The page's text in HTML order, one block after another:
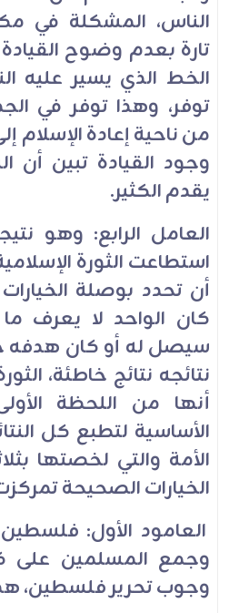
الناس، المشكلة في
تارة بعدم وضوح
الخط الذي يسير عليه
توفر، وهذا توفر في
من ناحية إعادة الإسلام
وجود القيادة تبين
يقدم الكثير.
العامل الرابع: وهو
استطاعت الثورة
أن تحدد بوصلة
كان الواحد لا يعرف
سيصل له أو كان
نتائجه نتائج خاطئة،
أنها من اللحظة
الأساسية لتطبع كل
الأمة والتي لخصتها
الخيارات الصحيحة
العامود الأول:
وجمع المسلمين على
وجوب تحرير فلسطين،